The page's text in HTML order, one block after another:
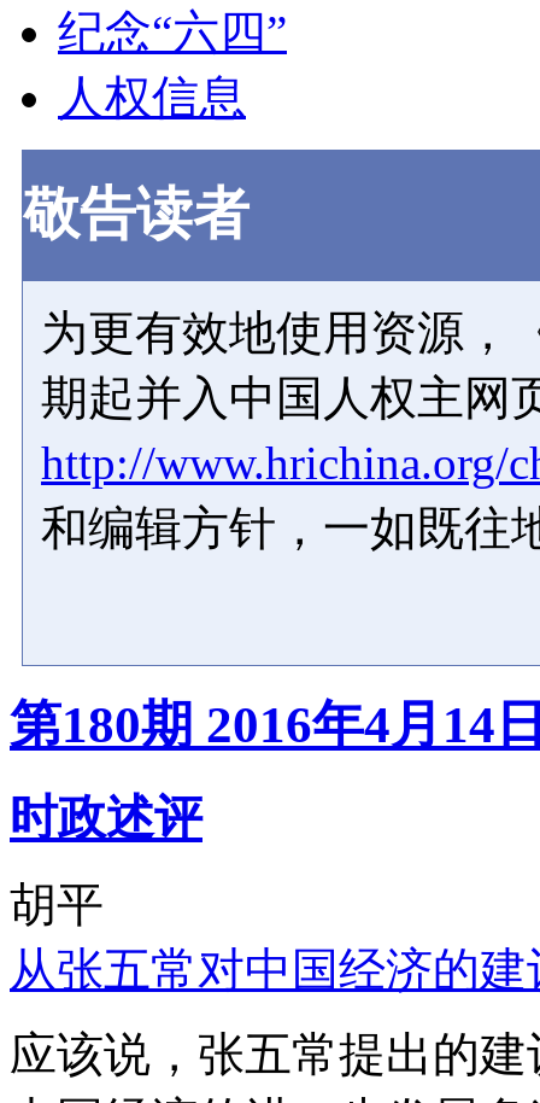
纪念“六四”
人权信息
敬告读者
为更有效地使用资源，
期起并入中国人权主网
http://www.hrichina.org/
和编辑方针，一如既往
第180期 2016年4月14
时政述评
胡平
从张五常对中国经济的
应该说，张五常提出的